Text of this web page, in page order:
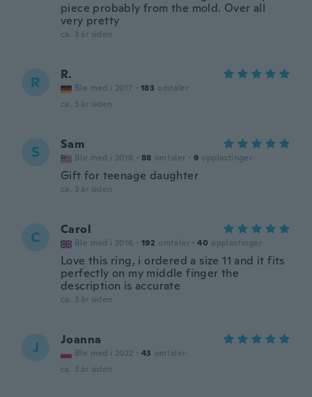
piece probably from the mold. Over all
very pretty
ca. 3 år siden
R R.
Ble med i 2017 · 183 omtaler
ca. 3 år siden
S Sam
Ble med i 2018 · 88 omtaler · 9 opplastinger
Gift for teenage daughter
ca. 3 år siden
C Carol
Ble med i 2016 · 192 omtaler · 40 opplastinger
Love this ring, i ordered a size 11 and it fits
perfectly on my middle finger the
description is accurate
ca. 3 år siden
J Joanna
Ble med i 2022 · 43 omtaler
ca. 3 år siden